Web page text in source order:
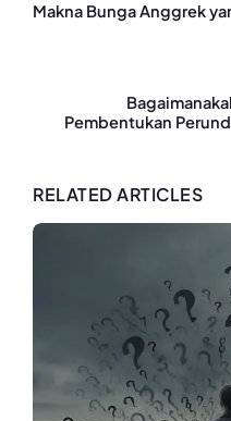
Makna Bunga Anggrek
Pembentukan
RELATED ARTICLES